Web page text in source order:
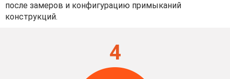
после замеров и конфигурацию примыканий
конструкций.
4